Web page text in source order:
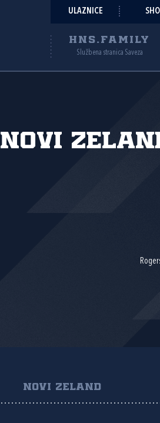
ULAZNICE
HNS.FAMILY
Službena stranica Saveza
Novi
NOVI ZELAND